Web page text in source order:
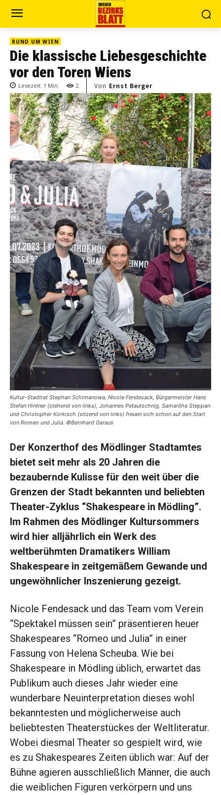
RUND UM WIEN
Die klassische Liebesgeschichte
vor den Toren Wiens
Lesezeit: 1 Min. 2 Von Ernst Berger
Kultur-Stadtrat Stephan Schimanowa, Nicole Fendesack, Bürgermeister Hans
Stefan Hintner (stehend von links), Johannes Petautschnig, Samantha Steppan
und Christopher Korkisch (sitzend von links) freuen sich schon auf den Start
von Romeo und Julia. ©Bernhard Garaus
Der Konzerthof des Mödlinger Stadtamtes
bietet seit mehr als 20 Jahren die
bezaubernde Kulisse für den weit über die
Grenzen der Stadt bekannten und beliebten
Theater-Zyklus “Shakespeare in Mödling”.
Im Rahmen des Mödlinger Kultursommers
wird hier alljährlich ein Werk des
weltberühmten Dramatikers William
Shakespeare in zeitgemäßem Gewande und
ungewöhnlicher Inszenierung gezeigt.
Nicole Fendesack und das Team vom Verein
“Spektakel müssen sein” präsentieren heuer
Shakespeares “Romeo und Julia” in einer
Fassung von Helena Scheuba. Wie bei
Shakespeare in Mödling üblich, erwartet das
Publikum auch dieses Jahr wieder eine
wunderbare Neuinterpretation dieses wohl
bekanntesten und möglicherweise auch
beliebtesten Theaterstückes der Weltliteratur.
Wobei diesmal Theater so gespielt wird, wie
es zu Shakespeares Zeiten üblich war: Auf der
Bühne agieren ausschließlich Männer, die auch
die weiblichen Figuren verkörpern und uns